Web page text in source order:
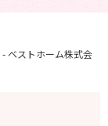
ベストホーム株式会